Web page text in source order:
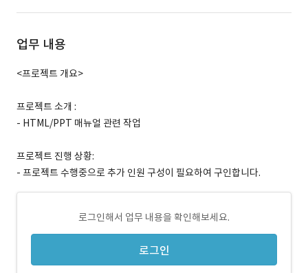
업무 내용
<프로젝트 개요>
프로젝트 소개 :
- HTML/PPT 매뉴얼 관련 작업
프로젝트 진행 상황:
- 프로젝트 수행중으로 추가 인원 구성이 필요하여 구인합니다.
로그인해서 업무 내용을 확인해보세요.
로그인